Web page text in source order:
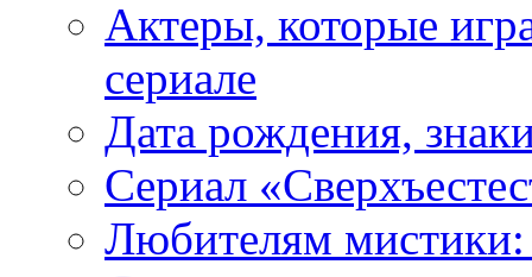
Актеры, которые
сериале
Дата рождения,
Сериал
Любителям